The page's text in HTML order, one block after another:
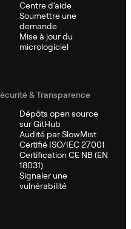
Centre d'aide
Soumettre une
demande
Mise à jour du
micrologiciel
& Transparence
Dépôts open source
sur GitHub
Audité par SlowMist
Certifié ISO/IEC 27001
Certification CE NB (EN
18031)
Signaler une
vulnérabilité